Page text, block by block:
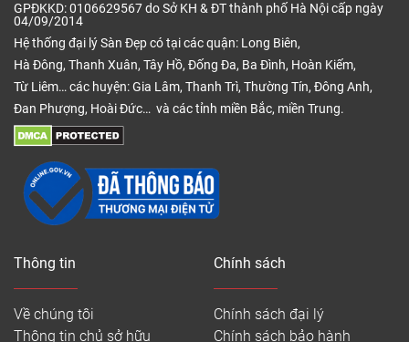
GPĐKKD: 0106629567 do Sở KH & ĐT thành phố Hà Nội cấp ngày
04/09/2014
Hệ thống đại lý Sàn Đẹp có tại các quận: Long Biên,
Hà Đông, Thanh Xuân, Tây Hồ, Đống Đa, Ba Đình, Hoàn Kiếm,
Từ Liêm… các huyện: Gia Lâm, Thanh Trì, Thường Tín, Đông Anh,
Đan Phượng, Hoài Đức… và các tỉnh miền Bắc, miền Trung.
Thông tin
Về chúng tôi
Thông tin chủ sở hữu
Chính sách
Chính sách đại lý
Chính sách bảo hành